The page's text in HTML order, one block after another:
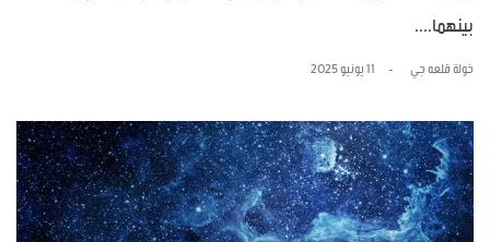
بينهما....
خولة قلعه جي 11 يونيو 2025